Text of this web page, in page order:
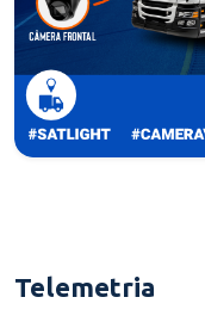
Telemetria